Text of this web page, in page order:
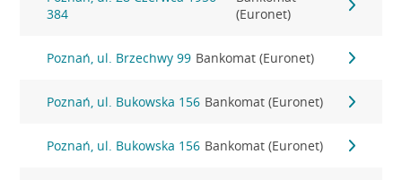
384
(Euronet)
Poznań, ul. Brzechwy 99 Bankomat (Euronet)
Poznań, ul. Bukowska 156 Bankomat (Euronet)
Poznań, ul. Bukowska 156 Bankomat (Euronet)